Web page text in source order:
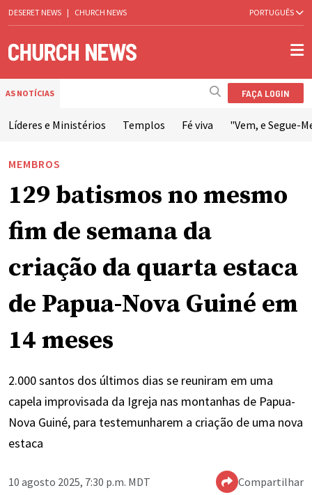
DESERET NEWS | CHURCH NEWS PORTUGUÊS
AS NOTÍCIAS FAÇA LOGIN
Líderes e Ministérios Templos Fé viva "Vem, e Segue-
MEMBROS
129 batismos no mesmo
fim de semana da
criação da quarta estaca
de Papua-Nova Guiné em
14 meses
2.000 santos dos últimos dias se reuniram em uma
capela improvisada da Igreja nas montanhas de Papua-
Nova Guiné, para testemunharem a criação de uma nova
estaca
10 agosto 2025, 7:30 p.m. MDT Compartilhar